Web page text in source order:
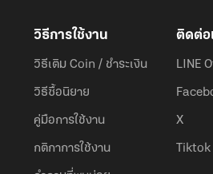
วิธีการใช้งาน
วิธีเติม Coin / ชำระเงิน
วิธีซื้อนิยาย
คู่มือการใช้งาน
กติกาการใช้งาน
ติดต่อ
LINE
X
Tiktok